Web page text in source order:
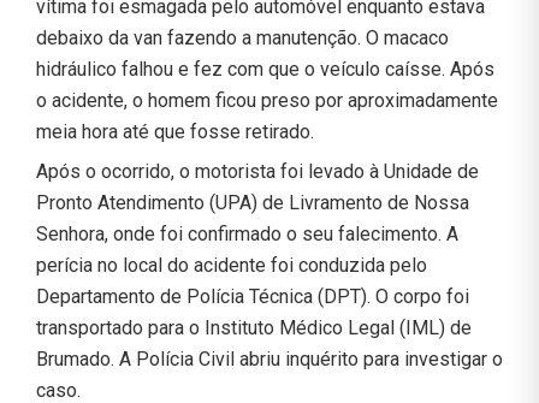
vítima foi esmagada pelo automóvel enquanto estava
debaixo da van fazendo a manutenção. O macaco
hidráulico falhou e fez com que o veículo caísse. Após
o acidente, o homem ficou preso por aproximadamente
meia hora até que fosse retirado.
Após o ocorrido, o motorista foi levado à Unidade de
Pronto Atendimento (UPA) de Livramento de Nossa
Senhora, onde foi confirmado o seu falecimento. A
perícia no local do acidente foi conduzida pelo
Departamento de Polícia Técnica (DPT). O corpo foi
transportado para o Instituto Médico Legal (IML) de
Brumado. A Polícia Civil abriu inquérito para investigar o
caso.